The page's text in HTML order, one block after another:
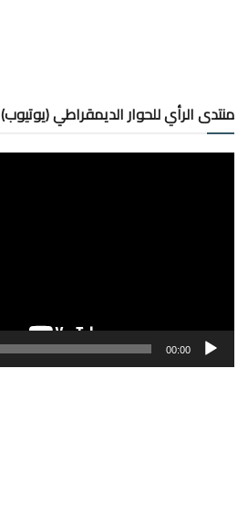
منتدى الرأي للحوار الديمقراطي (يوتيوب)
00:00